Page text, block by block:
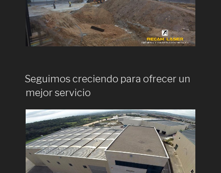
Seguimos creciendo para ofrecer un
mejor servicio